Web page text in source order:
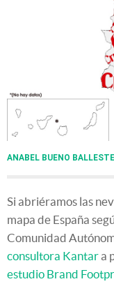
ANABEL BUENO
Si abriéramos las
mapa de España
Comunidad
consultora Kantara
estudio Brand